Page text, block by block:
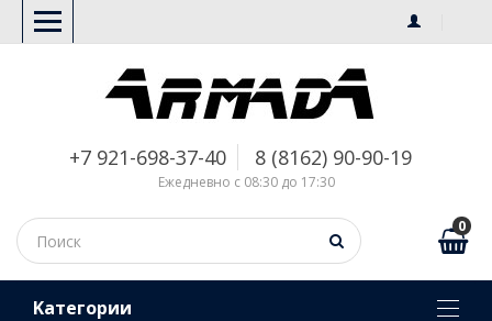
+7 921-698-37-40 8 (8162) 90-90-19
Ежедневно с 08:30 до 17:30
0
Kатегории